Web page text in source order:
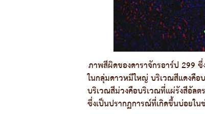
ภาพสีผิดของดาราจักรอาร์ป 299
ในกลุ่มดาวหมีใหญ่ บริเวณสีแดงคื
บริเวณสีม่วงคือบริเวณที่แผ่รังสีอัลต
ซึ่งเป็นปรากฏการณ์ที่เกิดขึ้นบ่อยใน